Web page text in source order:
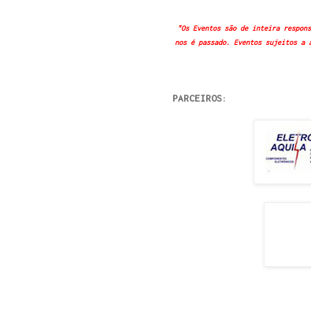
"Os Eventos são de inteira
nos é passado. Eventos sujeitos
PARCEIROS: